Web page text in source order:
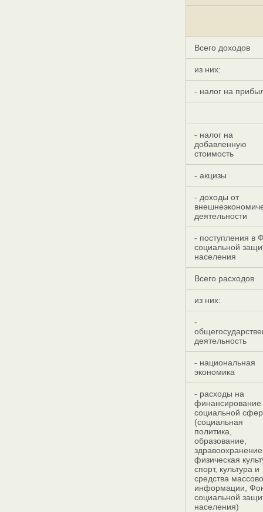
Всего доходов
из них:
- налог на
- налог на
добавленную
стоимость
- акцизы
- доходы от
деятельности
- поступления в
социальной
населения
Всего расходов
из них:
-
деятельность
- национальная
экономика
- расходы на
финансирование
социальной
(социальная
политика,
образование,
физическая
спорт, культура и
средства
информации,
социальной
населения)